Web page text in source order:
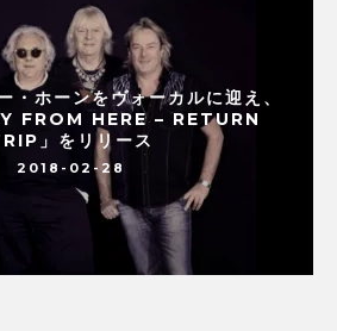
・ホーンをヴォーカルに迎え、
FROM HERE – RETURN
」をリリース
2018-02-28